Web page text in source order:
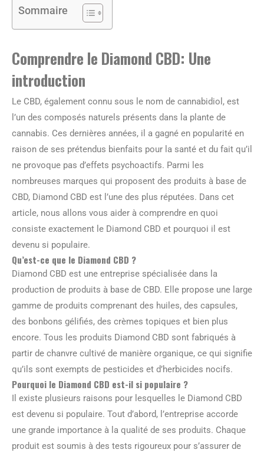
Sommaire
Comprendre le Diamond CBD: Une
introduction
Le CBD, également connu sous le nom de cannabidiol, est
l’un des composés naturels présents dans la plante de
cannabis. Ces dernières années, il a gagné en popularité en
raison de ses prétendus bienfaits pour la santé et du fait qu’il
ne provoque pas d’effets psychoactifs. Parmi les
nombreuses marques qui proposent des produits à base de
CBD, Diamond CBD est l’une des plus réputées. Dans cet
article, nous allons vous aider à comprendre en quoi
consiste exactement le Diamond CBD et pourquoi il est
devenu si populaire.
Qu’est-ce que le Diamond CBD ?
Diamond CBD est une entreprise spécialisée dans la
production de produits à base de CBD. Elle propose une large
gamme de produits comprenant des huiles, des capsules,
des bonbons gélifiés, des crèmes topiques et bien plus
encore. Tous les produits Diamond CBD sont fabriqués à
partir de chanvre cultivé de manière organique, ce qui signifie
qu’ils sont exempts de pesticides et d’herbicides nocifs.
Pourquoi le Diamond CBD est-il si populaire ?
Il existe plusieurs raisons pour lesquelles le Diamond CBD
est devenu si populaire. Tout d’abord, l’entreprise accorde
une grande importance à la qualité de ses produits. Chaque
produit est soumis à des tests rigoureux pour s’assurer de